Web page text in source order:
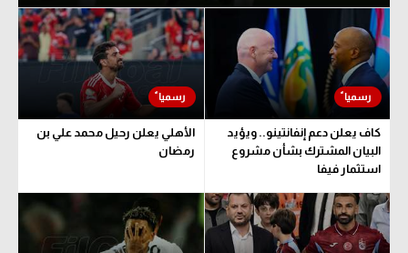
كاف يعلن دعم إنفانتينو.. ويؤيد
البيان المشترك بشأن مشروع
استثمار فيفا
الأهلي يعلن رحيل محمد علي بن
رمضان